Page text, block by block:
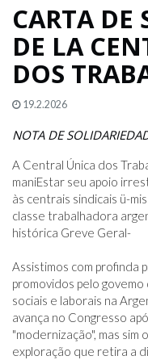
CARTA DE
DE LA
DOS
19.2.2026
NOTA DE
A Central Única dos
maniEstar seu apoio
às centrais sindicais ü-
classe trabalhadora
histórica Greve Geral-
Assistimos com profinda
promovidos pelo
sociais e laborais na
avança no Congresso
"modernização", mas
exploração que retira a